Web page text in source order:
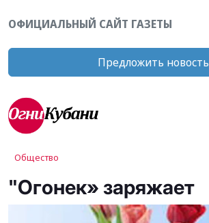
ОФИЦИАЛЬНЫЙ САЙТ ГАЗЕТЫ
Предложить новость
Общество
"Огонек» заряжает